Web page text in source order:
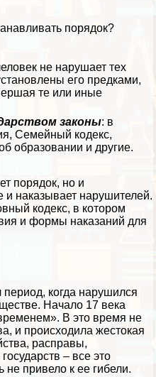
порядок?
не нарушает тех
его предками,
те или иные
законы: в
Семейный кодекс,
образовании и другие.
порядок, но и
и наказывает нарушителей.
кодекс, в котором
и формы наказаний для
когда нарушился
Начало 17 века
В это время не
и происходила жестокая
расправы,
– все это
не привело к ее гибели.